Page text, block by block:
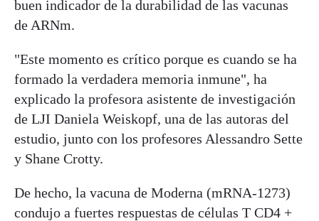
buen indicador de la durabilidad de las vacunas
de ARNm.
"Este momento es crítico porque es cuando se ha
formado la verdadera memoria inmune", ha
explicado la profesora asistente de investigación
de LJI Daniela Weiskopf, una de las autoras del
estudio, junto con los profesores Alessandro Sette
y Shane Crotty.
De hecho, la vacuna de Moderna (mRNA-1273)
condujo a fuertes respuestas de células T CD4 +